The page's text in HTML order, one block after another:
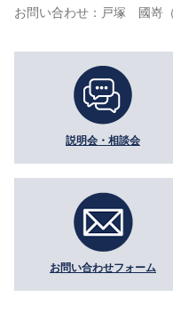
お問い合わせ：戸塚 國嵜（
説明会・相談会
お問い合わせフォーム